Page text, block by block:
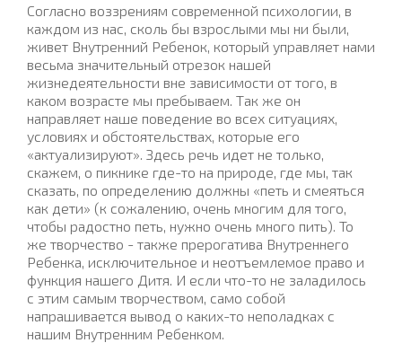
Согласно воззрениям современной психологии, в
каждом из нас, сколь бы взрослыми мы ни были,
живет Внутренний Ребенок, который управляет нами
весьма значительный отрезок нашей
жизнедеятельности вне зависимости от того, в
каком возрасте мы пребываем. Так же он
направляет наше поведение во всех ситуациях,
условиях и обстоятельствах, которые его
«актуализируют». Здесь речь идет не только,
скажем, о пикнике где-то на природе, где мы, так
сказать, по определению должны «петь и смеяться
как дети» (к сожалению, очень многим для того,
чтобы радостно петь, нужно очень много пить). То
же творчество - также прерогатива Внутреннего
Ребенка, исключительное и неотъемлемое право и
функция нашего Дитя. И если что-то не заладилось
с этим самым творчеством, само собой
напрашивается вывод о каких-то неполадках с
нашим Внутренним Ребенком.